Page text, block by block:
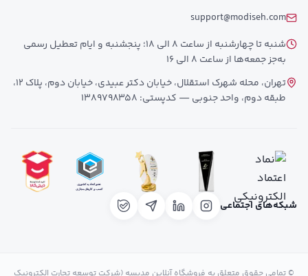
support@modiseh.com
شنبه تا چهارشنبه از ساعت 8 الی 18؛ پنجشنبه و ایام تعطیل رسمی
به‌جز جمعه‌ها از ساعت 8 الی 16
تهران، محله شهرک استقلال، خیابان دکتر عبیدی، خیابان دوم، پلاک 12،
طبقه دوم، واحد جنوبی — کدپستی: 1389798358
شبکه‌های اجتماعی